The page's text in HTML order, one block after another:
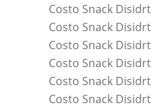
Costo Snack
Costo Snack
Costo Snack
Costo Snack
Costo Snack
Costo Snack